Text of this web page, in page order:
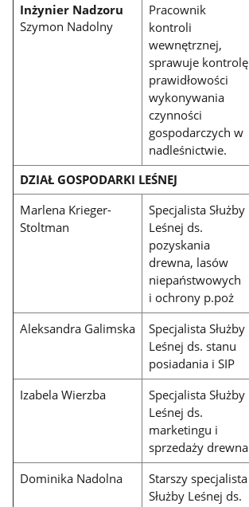
Inżynier Nadzoru
Szymon Nadolny
Pracownik
kontroli
wewnętrznej,
sprawuje kontrolę
prawidłowości
wykonywania
czynności
gospodarczych w
nadleśnictwie.
DZIAŁ GOSPODARKI LEŚNEJ
Marlena Krieger-
Stoltman
Specjalista Służby
Leśnej ds.
pozyskania
drewna, lasów
niepaństwowych
i ochrony p.poż
Aleksandra Galimska
Specjalista Służby
Leśnej ds. stanu
posiadania i SIP
Izabela Wierzba
Specjalista Służby
Leśnej ds.
marketingu i
sprzedaży drewna
Dominika Nadolna
Starszy specjalista
Służby Leśnej ds.